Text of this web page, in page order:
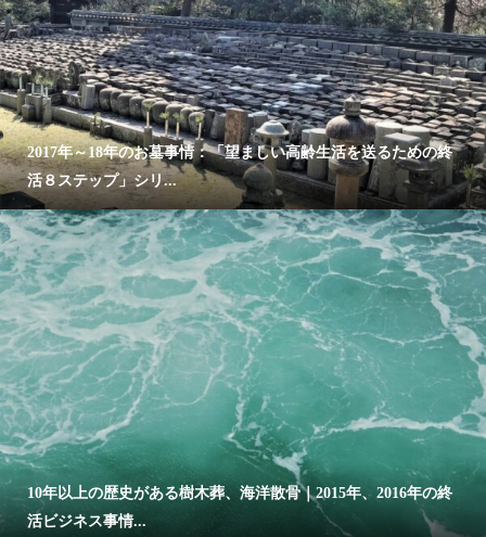
2017年～18年のお墓事情：「望ましい高齢生活を送るための終
活８ステップ」シリ...
10年以上の歴史がある樹木葬、海洋散骨｜2015年、2016年の終
活ビジネス事情...